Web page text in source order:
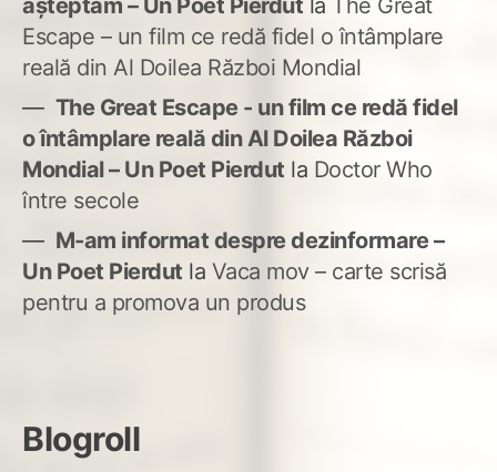
așteptam – Un Poet Pierdut la The Great
Escape – un film ce redă fidel o întâmplare
reală din Al Doilea Război Mondial
The Great Escape - un film ce redă fidel
o întâmplare reală din Al Doilea Război
Mondial – Un Poet Pierdut la Doctor Who
între secole
M-am informat despre dezinformare –
Un Poet Pierdut la Vaca mov – carte scrisă
pentru a promova un produs
Blogroll